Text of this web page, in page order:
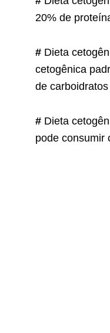
20% de
# Dieta
cetogênica
de carboidratos
# Dieta
pode consumir